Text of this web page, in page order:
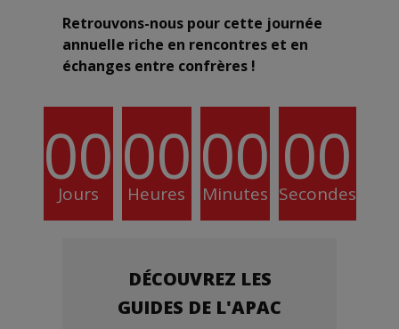
Retrouvons-nous pour cette journée
annuelle riche en rencontres et en
échanges entre confrères !
00
Jours 00
Heures 00
Minutes 00
Secondes
DÉCOUVREZ LES
GUIDES DE L'APAC